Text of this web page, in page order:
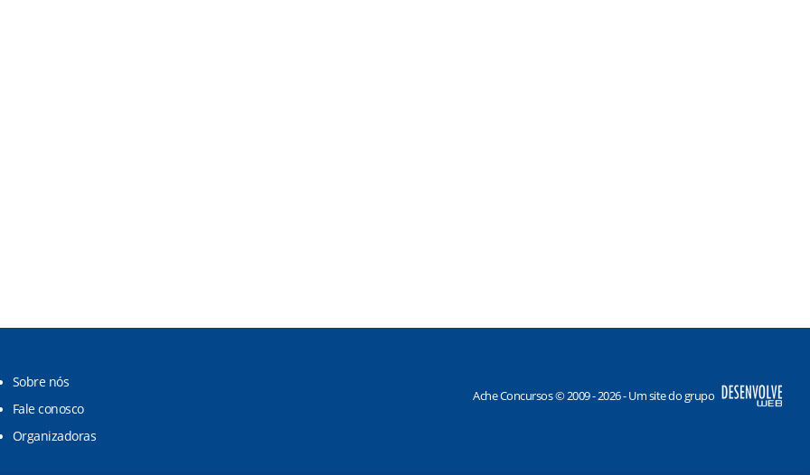
Sobre nós
Fale conosco
Organizadoras
Ache Concursos © 2009 - 2026 - Um site do grupo